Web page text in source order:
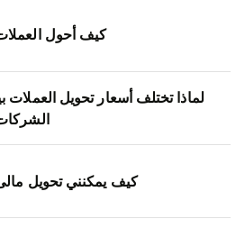
كيف أحول العملات؟
لماذا تختلف أسعار تحويل العملات بين
الشركات؟
كيف يمكنني تحويل مالى؟